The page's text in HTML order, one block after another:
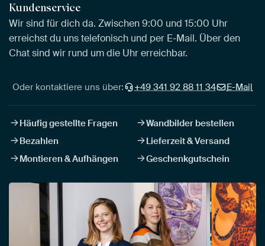
Kundenservice
Wir sind für dich da. Zwischen 9:00 und 15:00 Uhr
erreichst du uns telefonisch und per E-Mail. Über den
Chat sind wir rund um die Uhr erreichbar.
Oder kontaktiere uns über: +49 341 92 88 11 34 E-Mail
Häufig gestellte Fragen
Wandbilder bestellen
Bezahlen
Lieferzeit & Versand
Montieren & Aufhängen
Geschenkgutschein